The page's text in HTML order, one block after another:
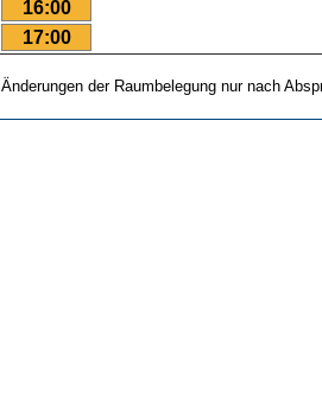
16:00
17:00
Änderungen der Raumbelegung nur nach